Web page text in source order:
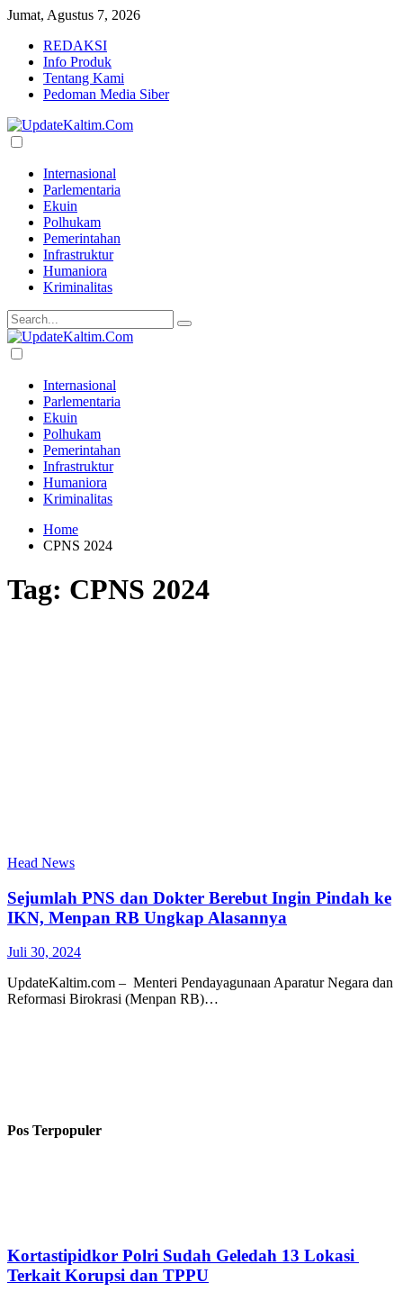
Jumat, Agustus 7, 2026
REDAKSI
Info Produk
Tentang Kami
Pedoman Media Siber
Internasional
Parlementaria
Ekuin
Polhukam
Pemerintahan
Infrastruktur
Humaniora
Kriminalitas
Internasional
Parlementaria
Ekuin
Polhukam
Pemerintahan
Infrastruktur
Humaniora
Kriminalitas
Home
CPNS 2024
Tag: CPNS 2024
Head News
Sejumlah PNS dan Dokter Berebut Ingin Pindah ke
IKN, Menpan RB Ungkap Alasannya
Juli 30, 2024
UpdateKaltim.com – Menteri Pendayagunaan Aparatur Negara dan
Reformasi Birokrasi (Menpan RB)…
Pos Terpopuler
Kortastipidkor Polri Sudah Geledah 13 Lokasi
Terkait Korupsi dan TPPU